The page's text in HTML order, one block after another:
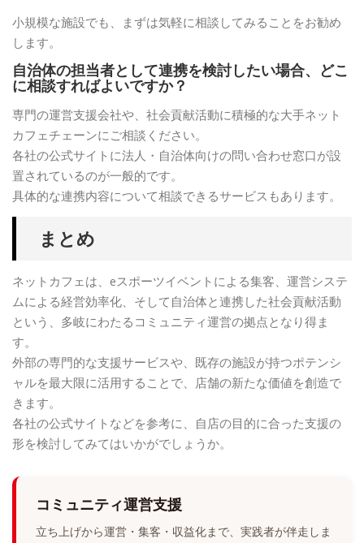
小規模な施設でも、まずは気軽に相談してみることをお勧め
します。
自治体の担当者として連携を検討したい場合、どこ
に相談すればよいですか？
専門の運営支援会社や、社会貢献活動に積極的な大手ネット
カフェチェーンにご相談ください。
各社の公式サイトに法人・自治体向けの問い合わせ窓口が設
置されているのが一般的です。
具体的な連携内容について相談できるサービスもあります。
まとめ
ネットカフェは、eスポーツイベントによる集客、運営システ
ムによる経営効率化、そして自治体と連携した社会貢献活動
という、多岐にわたるコミュニティ運営の拠点となり得ま
す。
外部の専門的な支援サービスや、既存の施設が持つポテンシ
ャルを最大限に活用することで、店舗の新たな価値を創造で
きます。
各社の公式サイトなどを参考に、自店の目的に合った支援の
形を検討してみてはいかがでしょうか。
コミュニティ運営支援
立ち上げから運営・集客・収益化まで、実践者が伴走しま